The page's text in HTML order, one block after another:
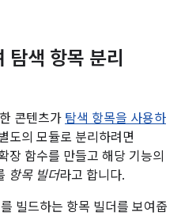
탐색 항목 분리
콘텐츠가 탐색 항목을 사용하
도의 모듈로 분리하려면
장 함수를 만들고 해당 기능의
항목 빌더라고 합니다.
빌드하는 항목 빌더를 보여줍